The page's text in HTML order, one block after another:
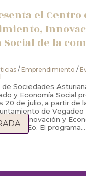
el Centro
Social de la
/ Emprendimiento /
de Sociedades
y Economía Social
20 de julio, a partir de
de Vegadeo
Innovación y
Oscos-Eo. El programa...